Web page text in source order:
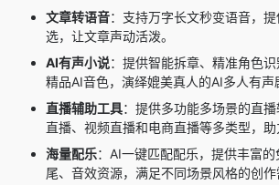
文章转语音：支持万字长文秒变语音，
选，让文章声动活泼。
AI有声小说：提供智能拆章、精准角色
精品AI音色，演绎媲美真人的AI多人有声
直播辅助工具：提供多功能多场景的直
直播、视频直播和电商直播等多类型，助
海量配乐：AI一键匹配配乐，提供丰富
尾、音效资源，满足不同场景风格的创作